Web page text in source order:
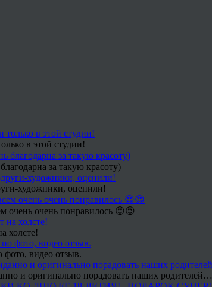
в этой студии!
за такую красоту)
художники, оценили!
очень очень понравилось 😍😍
холсте!
видео отзыв.
и оригинально порадовать наших родителей…